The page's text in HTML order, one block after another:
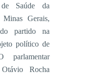
Saúde da
Gerais,
partido na
político de
parlamentar
Rocha